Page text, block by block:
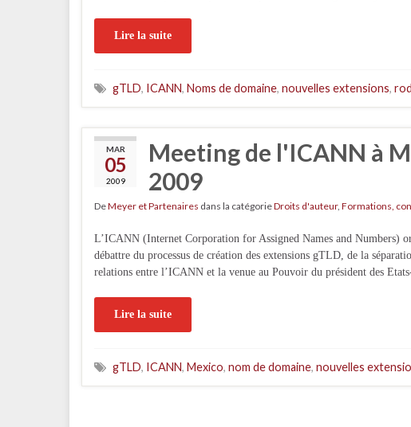
Lire la suite
gTLD, ICANN, Noms de domaine, nouvelles extensions,
MAR
05
2009
Meeting de l'ICANN à
2009
DeMeyer et Partenaires dans la catégorieDroits d'auteur, Formations,
L’ICANN (Internet Corporation for Assigned Names and Numbers)
débattre du processus de création des extensions gTLD, de la
relations entre l’ICANN et la venue au Pouvoir du président des
Lire la suite
gTLD, ICANN, Mexico, nom de domaine, nouvelles